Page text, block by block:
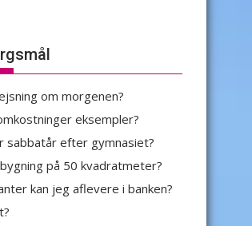
om morgenen?
eksempler?
sabbatår efter gymnasiet?
på 50 kvadratmeter?
kan jeg aflevere i banken?